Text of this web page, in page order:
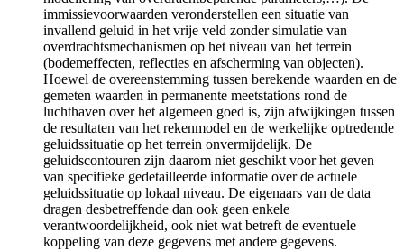
immissievoorwaarden veronderstellen een situatie van
invallend geluid in het vrije veld zonder simulatie van
overdrachtsmechanismen op het niveau van het terrein
(bodemeffecten, reflecties en afscherming van objecten).
Hoewel de overeenstemming tussen berekende waarden en de
gemeten waarden in permanente meetstations rond de
luchthaven over het algemeen goed is, zijn afwijkingen tussen
de resultaten van het rekenmodel en de werkelijke optredende
geluidssituatie op het terrein onvermijdelijk. De
geluidscontouren zijn daarom niet geschikt voor het geven
van specifieke gedetailleerde informatie over de actuele
geluidssituatie op lokaal niveau. De eigenaars van de data
dragen desbetreffende dan ook geen enkele
verantwoordelijkheid, ook niet wat betreft de eventuele
koppeling van deze gegevens met andere gegevens.